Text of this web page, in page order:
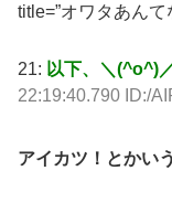
title=”オワタあんて
21: 以下、＼(^o^)
22:19:40.790 ID:/
アイカツ！とかい